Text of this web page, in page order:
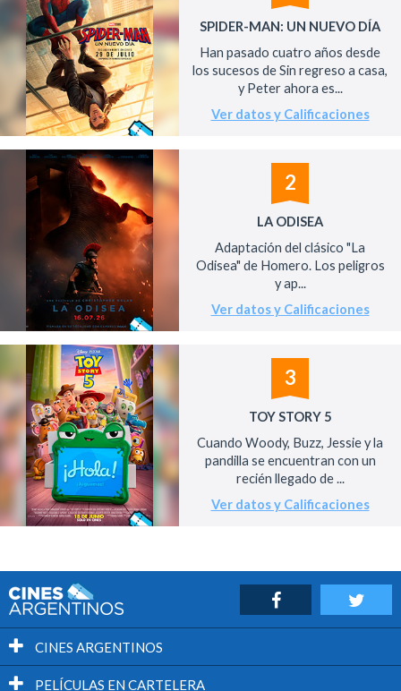
SPIDER-MAN: UN NUEVO DÍA
Han pasado cuatro años desde
los sucesos de Sin regreso a casa,
y Peter ahora es...
Ver datos y Calificaciones
2
LA ODISEA
Adaptación del clásico "La
Odisea" de Homero. Los peligros
y ap...
Ver datos y Calificaciones
3
TOY STORY 5
Cuando Woody, Buzz, Jessie y la
pandilla se encuentran con un
recién llegado de ...
Ver datos y Calificaciones
CINES ARGENTINOS
PELÍCULAS EN CARTELERA